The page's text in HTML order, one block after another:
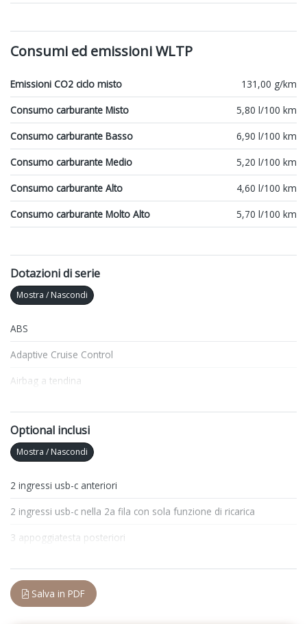
Consumi ed emissioni WLTP
Emissioni CO2 ciclo misto
131,00 g/km
Consumo carburante Misto
5,80 l/100 km
Consumo carburante Basso
6,90 l/100 km
Consumo carburante Medio
5,20 l/100 km
Consumo carburante Alto
4,60 l/100 km
Consumo carburante Molto Alto
5,70 l/100 km
Dotazioni di serie
Mostra / Nascondi
ABS
Adaptive Cruise Control
Airbag a tendina
Airbag lato conducente
Alette parasole
Alzacristalli elettrici anteriori e posteriori
Antifurto
Apple Car Play e Android Auto
ASR Anti-Slip Regulation
Optional inclusi
Mostra / Nascondi
2 ingressi usb-c anteriori
2 ingressi usb-c nella 2a fila con sola funzione di ricarica
3 appoggiatesta posteriori
Acc adaptive cruise control
Salva in PDF